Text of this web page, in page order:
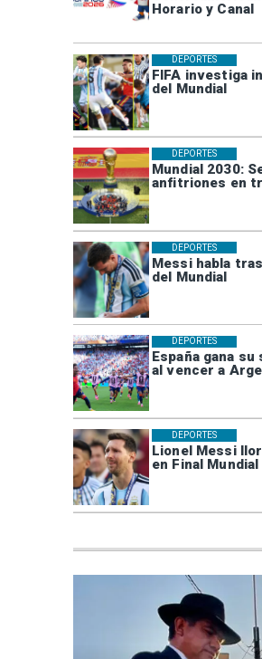
Horario y Canal
FIFA investiga
del Mundial
DEPORTES
Mundial 2030:
anfitriones en
DEPORTES
Messi habla
del Mundial
DEPORTES
España gana su
al vencer a
DEPORTES
Lionel Messi
en Final
DEPORTES